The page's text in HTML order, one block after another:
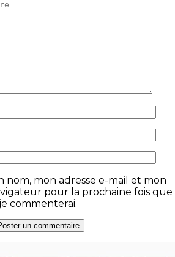
nom, mon adresse e-mail et mon
pour la prochaine fois que
je commenterai.